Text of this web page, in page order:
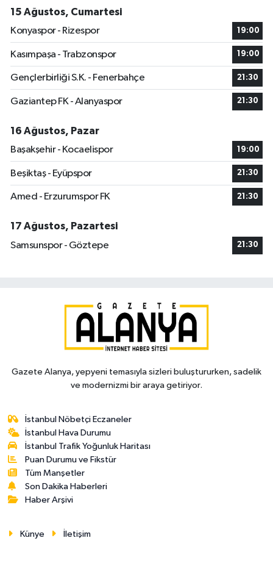
15 Ağustos, Cumartesi
Konyaspor - Rizespor
19:00
Kasımpaşa - Trabzonspor 19:00
Gençlerbirliği S.K. - Fenerbahçe 21:30
Gaziantep FK - Alanyaspor 21:30
16 Ağustos, Pazar
Başakşehir - Kocaelispor
19:00
Beşiktaş - Eyüpspor 21:30
Amed - Erzurumspor FK 21:30
17 Ağustos, Pazartesi
Samsunspor - Göztepe
21:30
Gazete Alanya, yepyeni temasıyla sizleri buluştururken, sadelik
ve modernizmi bir araya getiriyor.
İstanbul Nöbetçi Eczaneler
İstanbul Hava Durumu
İstanbul Trafik Yoğunluk Haritası
Puan Durumu ve Fikstür
Tüm Manşetler
Son Dakika Haberleri
Haber Arşivi
Künye İletişim